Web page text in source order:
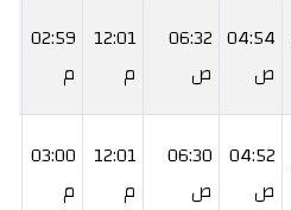
04:54
ص
06:32
ص
12:01
م
02:59
م
04:52
ص
06:30
ص
12:01
م
03:00
م